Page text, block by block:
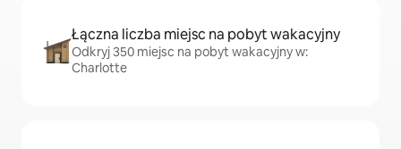
Łączna liczba miejsc na pobyt wakacyjny
Odkryj 350 miejsc na pobyt wakacyjny w:
Charlotte